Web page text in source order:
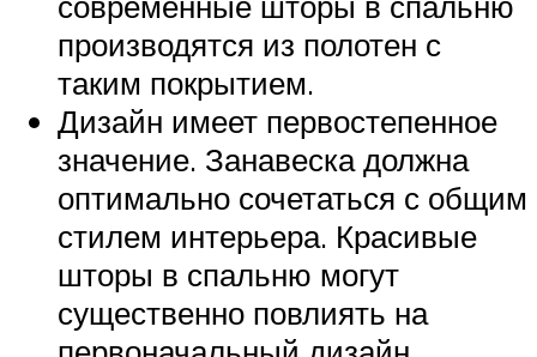
производятся из полотен с
таким покрытием.
Дизайн имеет первостепенное
значение. Занавеска должна
оптимально сочетаться с общим
стилем интерьера. Красивые
шторы в спальню могут
существенно повлиять на